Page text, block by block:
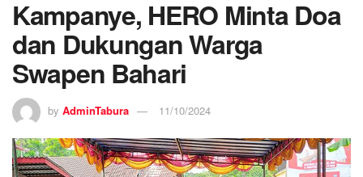
Kampanye, HERO Minta Doa
dan Dukungan Warga
Swapen Bahari
by AdminTabura 11/10/2024